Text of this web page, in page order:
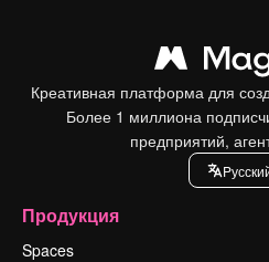
Креативная платформа для
Более 1 миллиона
предприятий,
Продукция
Spaces